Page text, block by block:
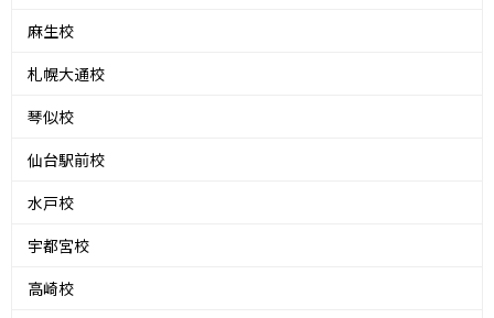
麻生校
札幌大通校
琴似校
仙台駅前校
水戸校
宇都宮校
高崎校